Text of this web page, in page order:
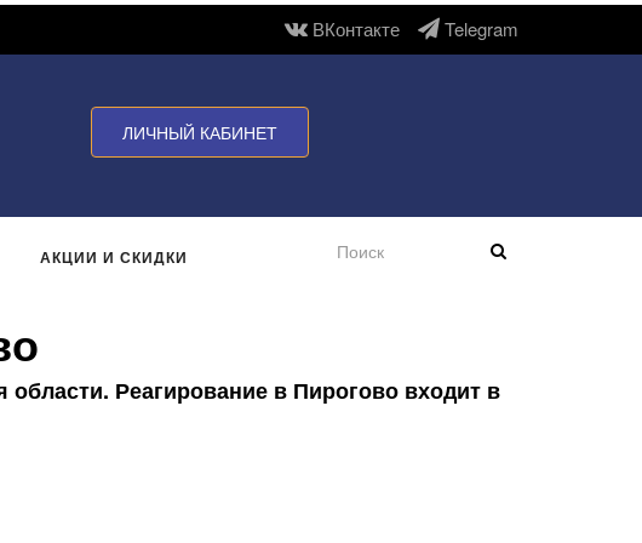
ВКонтакте Telegram
ЛИЧНЫЙ КАБИНЕТ
АКЦИИ И СКИДКИ
Реагирование в Пирогово входит в